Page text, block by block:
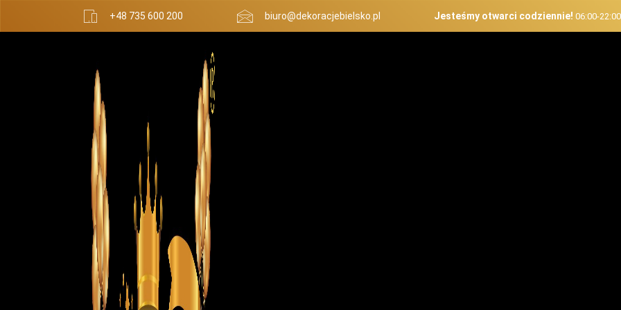
+48 735 600 200 biuro@dekoracjebielsko.pl Jesteśmy otwarci codziennie! 06:00-22:00